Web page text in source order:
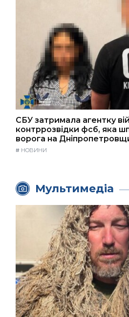
СБУ затримала агентку
контррозвідки фсб, яка
ворога на
# НОВИНИ
Мультимедіа